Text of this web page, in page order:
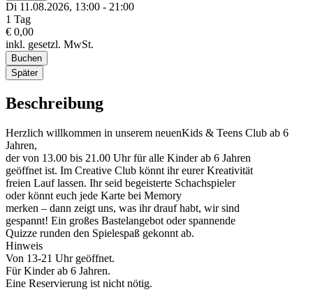
Di 11.08.2026, 13:00 - 21:00
1 Tag
€ 0,00
inkl. gesetzl. MwSt.
Buchen
Später
Beschreibung
Herzlich willkommen in unserem neuenKids & Teens Club ab 6
Jahren,
der von 13.00 bis 21.00 Uhr für alle Kinder ab 6 Jahren
geöffnet ist. Im Creative Club könnt ihr eurer Kreativität
freien Lauf lassen. Ihr seid begeisterte Schachspieler
oder könnt euch jede Karte bei Memory
merken – dann zeigt uns, was ihr drauf habt, wir sind
gespannt! Ein großes Bastelangebot oder spannende
Quizze runden den Spielespaß gekonnt ab.
Hinweis
Von 13-21 Uhr geöffnet.
Für Kinder ab 6 Jahren.
Eine Reservierung ist nicht nötig.